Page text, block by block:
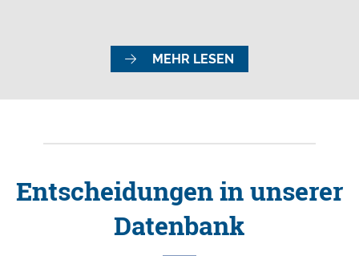
MEHR LESEN
Entscheidungen in unserer
Datenbank